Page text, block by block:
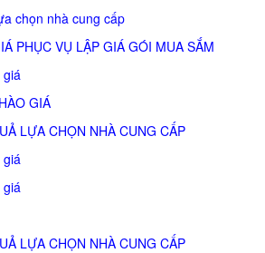
chọn nhà cung cấp
PHỤC VỤ LẬP GIÁ GÓI MUA SẮM
GIÁ
LỰA CHỌN NHÀ CUNG CẤP
LỰA CHỌN NHÀ CUNG CẤP